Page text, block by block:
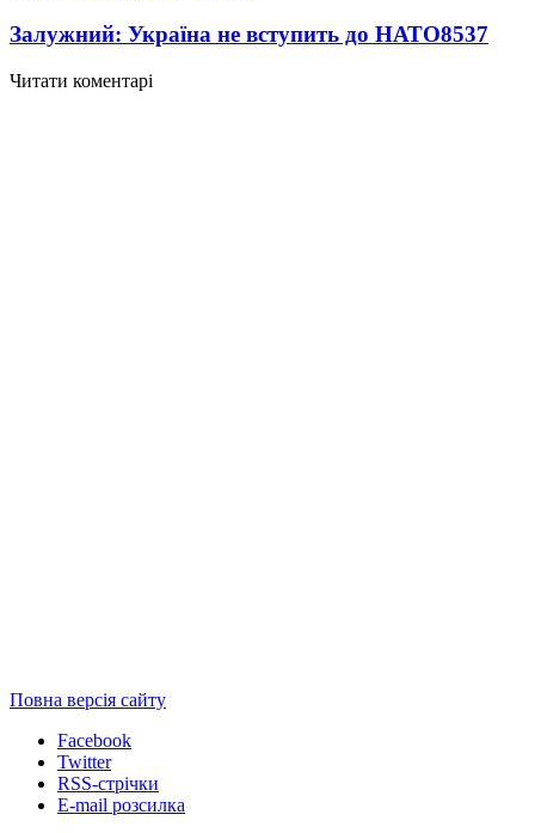
Залужний: Україна не вступить до НАТО8537
Читати коментарі
Повна версія сайту
Facebook
Twitter
RSS-стрічки
E-mail розсилка